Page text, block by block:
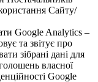
Сайту/
Google Analytics –
та звітує про
зібрані дані для
власної
Google